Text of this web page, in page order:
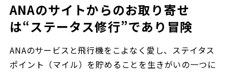
ANAのサイトからのお取り寄せ
は“ステータス修行”であり冒険
ANAのサービスと飛行機をこよなく愛し、ステイタス
ポイント（マイル）を貯めることを生きがいの一つに